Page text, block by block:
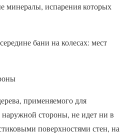
минералы, испарения которых
бани на колесах: мест
применяемого для
стороны, не идет ни в
поверхностями стен, на